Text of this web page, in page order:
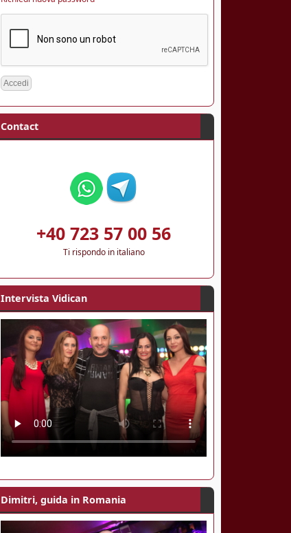
Contact
+40 723 57 00 56
Ti rispondo in italiano
Intervista Vidican
Dimitri, guida in Romania